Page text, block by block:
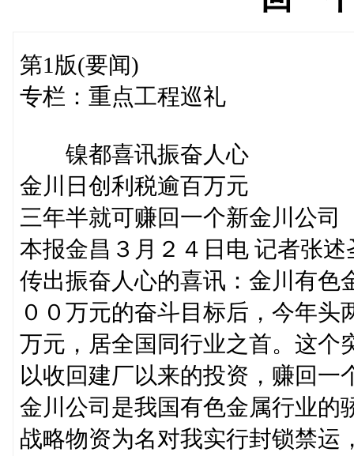
第1版(要闻)
专栏：重点工程巡礼
镍都喜讯振奋人心
金川日创利税逾百万元
三年半就可赚回一个新金川公司
本报金昌３月２４日电 记者张
传出振奋人心的喜讯：金川有色
００万元的奋斗目标后，今年
万元，居全国同行业之首。这个
以收回建厂以来的投资，赚回一
金川公司是我国有色金属行业的
战略物资为名对我实行封锁禁运